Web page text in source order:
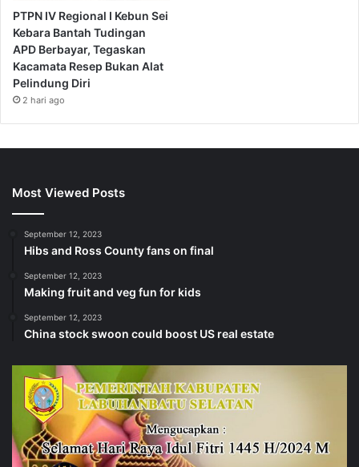
PTPN IV Regional I Kebun Sei
Kebara Bantah Tudingan
APD Berbayar, Tegaskan
Kacamata Resep Bukan Alat
Pelindung Diri
2 hari ago
Most Viewed Posts
September 12, 2023
Hibs and Ross County fans on final
September 12, 2023
Making fruit and veg fun for kids
September 12, 2023
China stock swoon could boost US real estate